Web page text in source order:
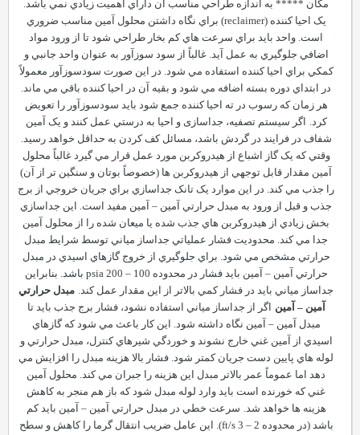
مکان ***** به اندازه طراحي مناسب آن داراي اهميت زيادي نمي باشد.
يک احيا کننده (reclaimer) براي نگاه داشتن محلول آمين مناسب ضروري
است. واحد بايد براي سرعت هاي کم بخار طراحي شود تا از ورود مواد
اضافي جلوگيري به عمل آيد. غالباً از سود سوزآور به عنوان واحد جانبي و
کمکي براي احيا کننده استفاده مي شود. در اين صورت سودسوزآور معمولاً
در ابتداي دوره بسته اضافه مي شود و بقيه آن در احيا کننده باقي مي ماند.
هر زمان که رسوب در ته احيا کننده جمع شود بايد سودسوزآور را تعويض
کرد. اگر سيستم تصفيه، جداسازی و احيا به درستي عمل کنند و يک آمين
شفاف در فرايند در گردش باشد، مسائل کف کردن به حداقل خواهد رسيد.
وقتي که يک گاز اشباع از هيدروکربن مورد عمل قرار مي گيرد غالباً محلول
آمين مقدار قابل توجهي از هيدروکربن ها (خصوصاً بوتان و سنگين تر از آن)
را جذب مي کند. در اين موارد يک تانک جداسازي براي جريان خروجي از برج
جذب و قبل از ورود به مبدل حرارتي آمين–آمين مفيد است. اين جداسازي
بخش زيادي از هيدروکربن هاي جذب شده يا ميعان شده را از محلول آمين
جدا مي کند. محدوديت فشار عملياتي جداساز مياني توسط شرايط مبدل
حرارتي مشخص مي شود. براي جلوگيري از خروج گازهاي اسيدي در مبدل
حرارتي آمين–آمين بايد فشار در محدوده psia 200–
100 باشد. بنابراين
جداساز مياني بايد در فشار کمي بالاتر از اين مقدار عمل کند. مبدل حرارتي
آمين–آمين اگر از جداساز مياني استفاده نشود، فشار برج جذب بايد تا
مبدل آمين–آمين نگاه داشته شود. اين کار باعث مي شود که گازهاي
اسيدي از آمين غني خارج نشوند و خوردگي شيرهاي کنترل، مبدل حرارتي و
لوله هاي پايين دست جريان کمتر شود. فشار بالا هزينه مبدل را افزايش مي
دهد اما عموماً عمر بالاتر مبدل اين هزينه را جبران مي کند. محلول آمين
غني که خورنده است بايد وارد لوله مبدل شود که باز هم منجر به کاهش
هزينه ها خواهد شد. سرعت خطي در مبدل حرارتي آمين–آمين بايد کم
باشد (در محدوده
ft/s3–
2). اين عامل ضريب انتقال گرما را کاهش و سطح